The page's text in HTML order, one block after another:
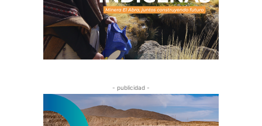
- publicidad -